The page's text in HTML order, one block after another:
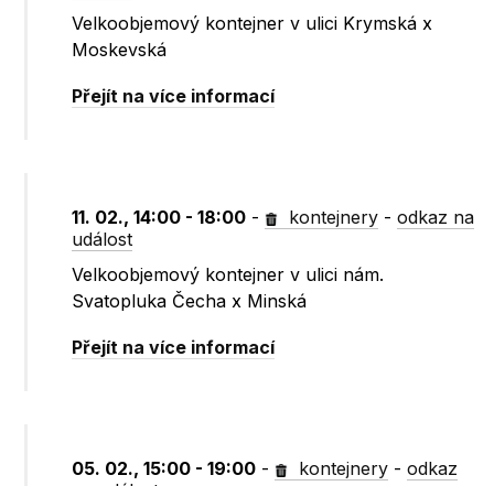
Velkoobjemový kontejner v ulici Krymská x
Moskevská
Přejít na více informací
11. 02., 14:00 - 18:00 - kontejnery -odkaz na
událost
Velkoobjemový kontejner v ulici nám.
Svatopluka Čecha x Minská
Přejít na více informací
05. 02., 15:00 - 19:00 - kontejnery -odkaz